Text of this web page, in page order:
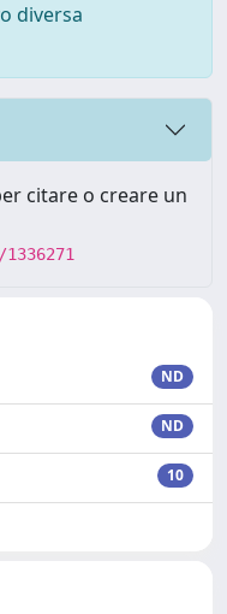
diversa
citare o creare un
ND
ND
10